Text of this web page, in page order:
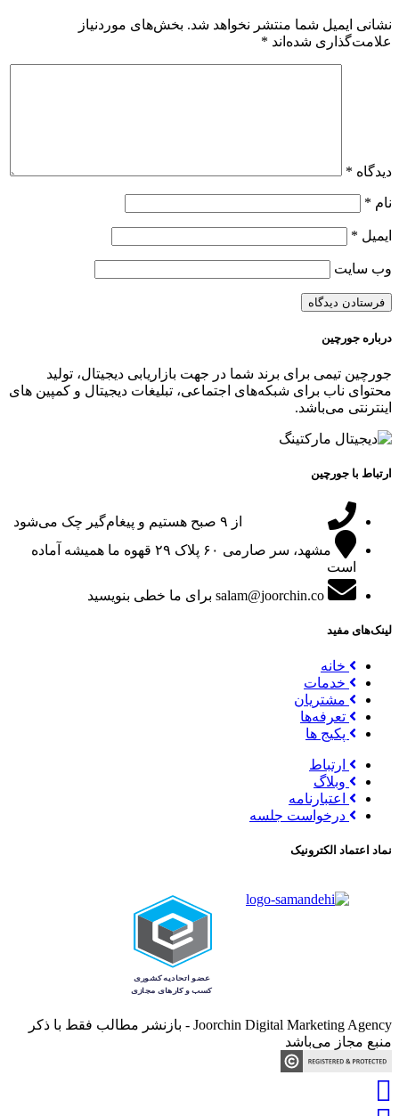
نشانی ایمیل شما منتشر نخواهد شد. بخش‌های موردنیاز
علامت‌گذاری شده‌اند *
دیدگاه *
نام *
ایمیل *
وب‌ سایت
درباره جورچین
جورچین تیمی برای برند شما در جهت بازاریابی دیجیتال، تولید
محتوای ناب برای شبکه‌های اجتماعی، تبلیغات دیجیتال و کمپین های
اینترنتی می‌باشد.
ارتباط با جورچین
از ۹ صبح هستیم و پیغام‌گیر چک می‌شود
مشهد، سر صارمی ۶۰ پلاک ۲۹
قهوه ما همیشه آماده
است
salam@joorchin.co برای ما خطی بنویسید
لینک‌های مفید
خانه
خدمات
مشتریان
تعرفه‌ها
پکیج ها
ارتباط
وبلاگ
اعتبارنامه
درخواست جلسه
نماد اعتماد الکترونیک
Joorchin Digital Marketing Agency - بازنشر مطالب فقط با ذکر
منبع مجاز می‌باشد